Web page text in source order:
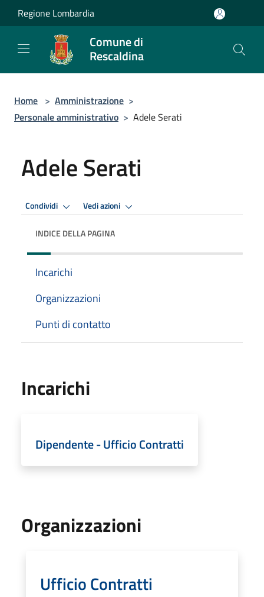
Salta al contenuto principale
Regione Lombardia
Comune di
Rescaldina
Home > Amministrazione >
Personale amministrativo > Adele Serati
Adele Serati
Condividi Vedi azioni
INDICE DELLA PAGINA
Incarichi
Organizzazioni
Punti di contatto
Incarichi
Dipendente - Ufficio Contratti
Organizzazioni
Ufficio Contratti